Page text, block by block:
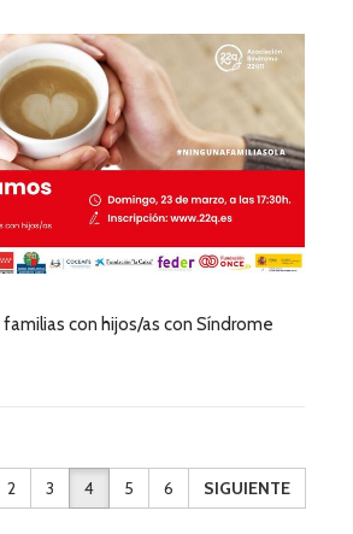
con hijos/as con Síndrome
2 3 4 5 6 SIGUIENTE